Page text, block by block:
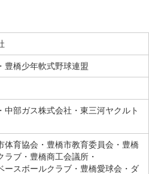
豊橋少年軟式野球連盟
中部ガス株式会社・東三河ヤクルト
体育協会・豊橋市教育委員会・豊橋
ラブ・豊橋商工会議所・
ースボールクラブ・豊橋愛球会・ダ